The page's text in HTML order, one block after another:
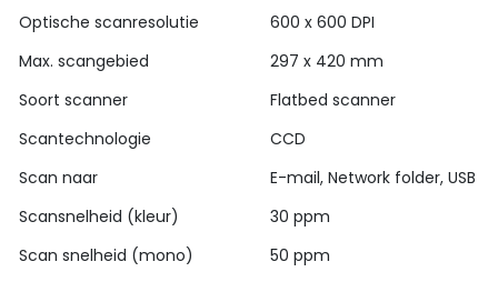
Optische scanresolutie
600 x 600 DPI
Max. scangebied
297 x 420 mm
Soort scanner
Flatbed scanner
Scantechnologie
CCD
Scan naar
E-mail, Network folder, USB
Scansnelheid (kleur)
30 ppm
Scan snelheid (mono)
50 ppm